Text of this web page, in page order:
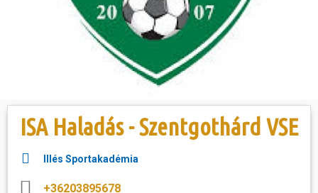
ISA Haladás - Szentgothárd VSE
Illés Sportakadémia
+36203895678